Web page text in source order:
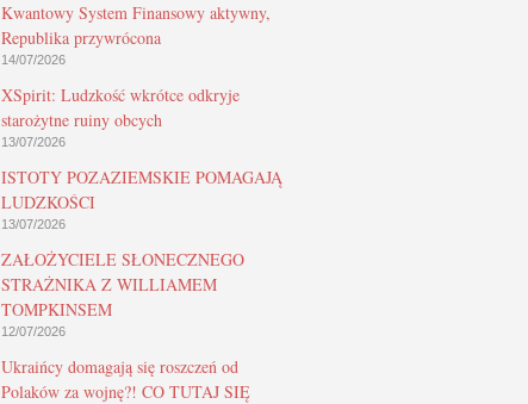
Kwantowy System Finansowy aktywny,
Republika przywrócona
14/07/2026
XSpirit: Ludzkość wkrótce odkryje
starożytne ruiny obcych
13/07/2026
ISTOTY POZAZIEMSKIE POMAGAJĄ
LUDZKOŚCI
13/07/2026
ZAŁOŻYCIELE SŁONECZNEGO
STRAŻNIKA Z WILLIAMEM
TOMPKINSEM
12/07/2026
Ukraińcy domagają się roszczeń od
Polaków za wojnę?! CO TUTAJ SIĘ